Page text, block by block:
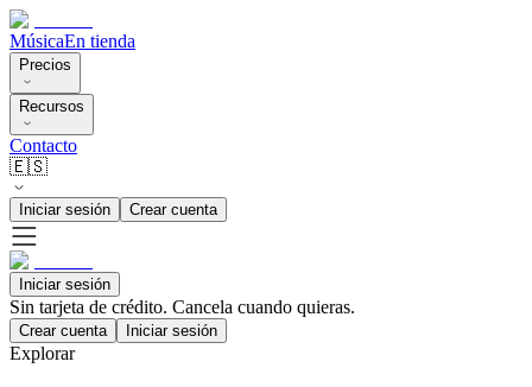
MúsicaEn tienda
Precios
Recursos
Contacto
🇪🇸
Iniciar sesión Crear cuenta
Iniciar sesión
Sin tarjeta de crédito. Cancela cuando quieras.
Crear cuenta Iniciar sesión
Explorar